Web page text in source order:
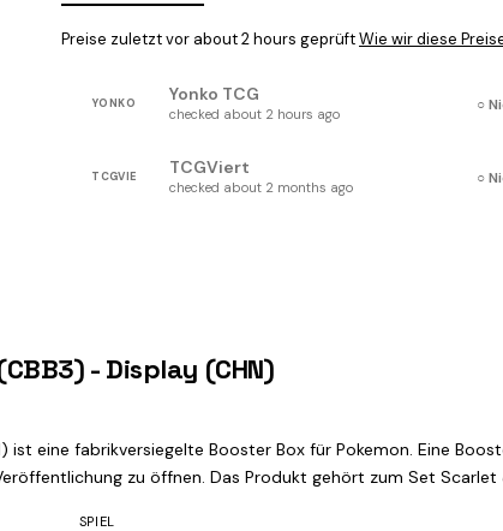
Preise zuletzt vor about 2 hours geprüftWie wir diese
YONKO Yonko TCG
checked about 2 hours ago ○
TCGVIE TCGViert
checked about 2 months ago ○
- Display (CHN)
ist eine fabrikversiegelte Booster Box für Pokemon. Eine
zu öffnen. Das Produkt gehört zum Set Scarlet
SPIEL